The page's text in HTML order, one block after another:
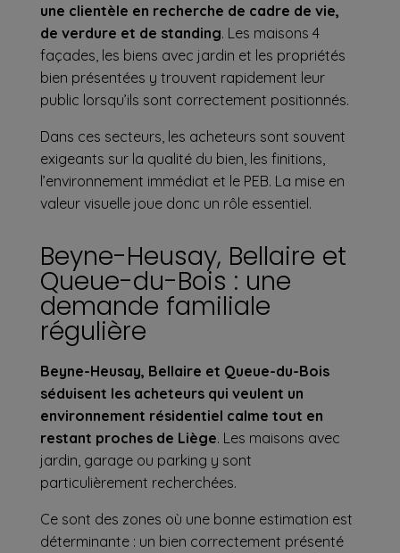
une clientèle en recherche de cadre de vie,
de verdure et de standing. Les maisons 4
façades, les biens avec jardin et les propriétés
bien présentées y trouvent rapidement leur
public lorsqu’ils sont correctement positionnés.
Dans ces secteurs, les acheteurs sont souvent
exigeants sur la qualité du bien, les finitions,
l’environnement immédiat et le PEB. La mise en
valeur visuelle joue donc un rôle essentiel.
Beyne-Heusay, Bellaire et
Queue-du-Bois : une
demande familiale
régulière
Beyne-Heusay, Bellaire et Queue-du-Bois
séduisent les acheteurs qui veulent un
environnement résidentiel calme tout en
restant proches de Liège. Les maisons avec
jardin, garage ou parking y sont
particulièrement recherchées.
Ce sont des zones où une bonne estimation est
déterminante : un bien correctement présenté